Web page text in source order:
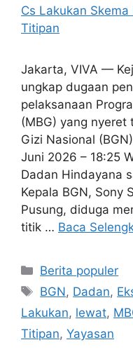
Jakarta, VIVA —
ungkap dugaan
pelaksanaan
(MBG) yang nyeret
Gizi Nasional
Juni 2026 – 18:25
Dadan Hindayana
Kepala BGN, Sony
Pusung, diduga
titik … Baca
Kategori
Berita populer
Tag
BGN, Dadan,
Lakukan, lewat,
Titipan, Yayasan